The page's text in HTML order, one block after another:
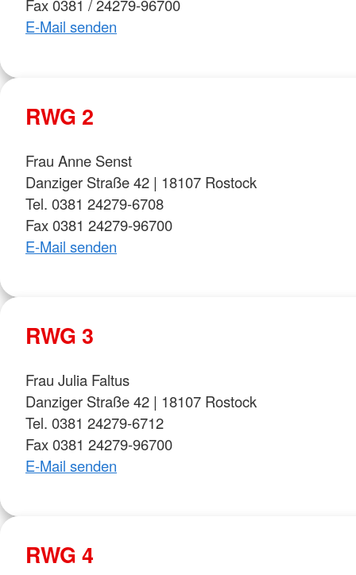
Fax 0381 / 24279-96700
E-Mail senden
RWG 2
Frau Anne Senst
Danziger Straße 42 | 18107 Rostock
Tel. 0381 24279-6708
Fax 0381 24279-96700
E-Mail senden
RWG 3
Frau Julia Faltus
Danziger Straße 42 | 18107 Rostock
Tel. 0381 24279-6712
Fax 0381 24279-96700
E-Mail senden
RWG 4